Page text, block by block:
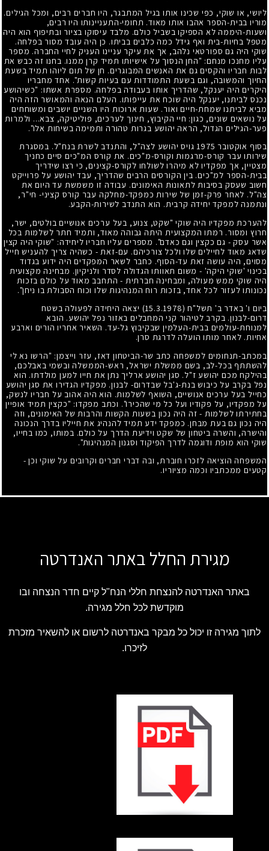
ליושי, או שוקי, כפי שכינו אותו בגיל המתבגר, היו חברים רבים, ומכל הגילים.
מוריו בבית-הספר אהבו אותו מאוד. תחומי-התעניינותו היו רבים,
ושעות-היממה לא הספיקו בשביל כולם. מלבד עיסוקו בציור ובתיפוף הוא היה
מטפל בחיות-בית ואף גידל כמה כלבים בביתו. כן היה עובד מסור בפלחה.
שוקי היה גם ספורטאי נלהב, אך את עיקר עניינו העניק לחיי החברה. מספר
עליו מחנכו מנחם: "החן הנסוך על אישיותו תמיד קרן ממנו. בחנו זה כבש את
לבות חבריו והקסים גם את האנשים המבוגרים. חן של תום ליוהו תמיד בשעת
החיוך והמשובה, וגם בשעת התמודדות עם בעיות קשות". אחד מחבריו
היקרים היה יענקל, שהדריך אותו בעבודה בפלחה. מספרת אשתו: "כשיהושע
נכנס לביתנו, יענקל היה שוכח את עייפותו. העלם הנאה והמאושר הזה היה
מביא לביתנו שמחת-חיים ואור. שעות ארוכות היו השניים יושבים ומשוחחים
על נושאים שונים, כגון: חיי הקיבוץ, חינוך לערכים, פוליטיקה, צבא... ולמרות
פער-הגילים הגדול, הראה יהושע בגרות טהורה ותמימה בשיחות אלו".
בסוף אוקטובר 1975גויס יהושע לצה"ל, והתנדב לשרת בנח"ל. במסגרת
שירותו עבר קורס-מרגמות וקורס-מ"כים. את קורס המ"כים סיים כחניך
מצטיין, אך מפקדיו לא מיהרו לשולחו לקורס-קצינים, כי רצו שידריך
בבית-הספר למ"כים. בין הקורסים הרבים שהדריך, עבד יהושע על פרוייקט
חשוב שעסק בסיבות לתאונות האימונים. עבודה זו משמשת עד היום את
צה"ל. לאחר פרק-זמן של שירות כמפקד-מחלקה עבר קורס קציני- חי"ר,
ונתמנה למפקד יחידה קרבית. הוא התנדב לשירות-הקבע.
להערכת מפקדיו היה שוקי "שקט, צנוע, בעל ערכים אנושיים בולטים, ישר,
חרוץ ומסור. רמתו המקצועית היתה גבוהה מאוד, ותמיד חתר לשלמות בכל
אשר עסק - גם כקצין וגם כאדם". מספרים עליו חבריו ליחידה: "שוקי היה קצין
שדאג מאוד לחיילים שלו ולכל צורכיהם. עם-זאת - כשהיה צריך להעניש חייל
מסוים, היה עושה זאת עד-הסוף. כחבר לשאר המפקדים היה ידוע בגדוד
בכינוי 'שוקי היקה' - משום תאוותו הגדולה לסדר ולניקיון. מבחינה מקצועית
היה שוקי ממש מעולה, ומבחינה חברתית - התחבב מאוד על כולם בזכות
נכונותו לעזור לכל אחד, בזכות רוח המנהיגות שלו וכוח הסבולת בו ניחן".
ביום ו' באדר ב' תשל"ח (15.3.1978)
יצאה היחידה לפעולה בשטח
דרום-לבנון. בקרב לטיהור קני המחבלים באזור נפל יהושע. הובא
למנוחת-עולמים בבית-העלמין שבקיבוץ גל-עד. השאיר אחריו הורים וארבע
אחיות. לאחר מותו הועלה לדרגת סרן.
במכתב-תנחומים למשפחה כתב שר-הביטחון דאז, עזר וייצמן: "הרשו נא לי
להשתתף בכל-לב, בשם ממשלת ישראל, ראש-הממשלה ובשמי באבלכם,
בהילקח מכם יהושע ז"ל. סגן יהושע ארליך נתן את חייו למען מולדתו. הוא
נפל בקרב על כיבוש בנת-ג'בל שבדרום- לבנון. מפקדיו הגדירו את סגן יהושע
כחייל בעל ערכים אנושיים, השואף לשלמות. הוא היה אהוב על חבריו לנשק,
על מפקדיו, על פקודיו ועל כל מי שהכירו". וכתב מפקדו: "כקצין תמיד אופיין
בחתירתו לשלמות - זה היה נכון בשעות הקשות והרבות של האימונים, וזה
היה נכון גם בעת מבחן. כמפקד ידע תמיד להנהיג את חייליו בדרך הנכונה
והישרה, והשרה ביטחון של שקט וידיעת הדרך על כולם. במותו, כמו בחייו,
שוקי הוא מופת ודוגמה לדרך הפיקוד וסגנון המנהיגות".
המשפחה הוציאה לזכרו חוברת, ובה דברי חברים וקרובים על שוקי וכן -
קטעים ממכתביו וכמה מציוריו.
מגירת החלל באתר האנדרטה
באתר האנדרטה להנצחת חללי הנח"ל קיים חדר הנצחה ובו
מוקדשת לכל חלל מגירה.
לתוך מגירה זו יכול כל מבקר באנדרטה לרשום או להשאיר מזכרת
לזיכרו.